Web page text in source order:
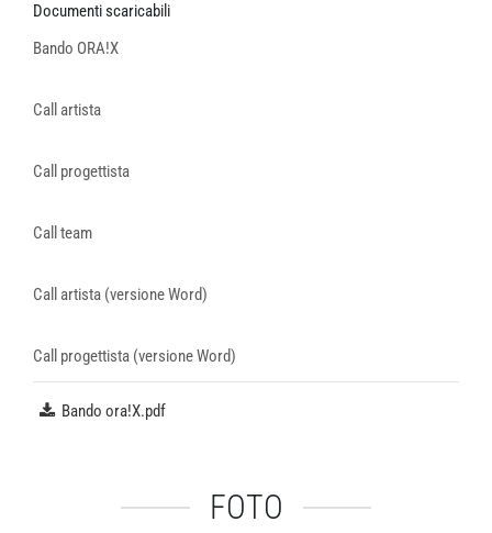
Documenti scaricabili
Bando ORA!X
Call artista
Call progettista
Call team
Call artista (versione Word)
Call progettista (versione Word)
Bando ora!X.pdf
FOTO